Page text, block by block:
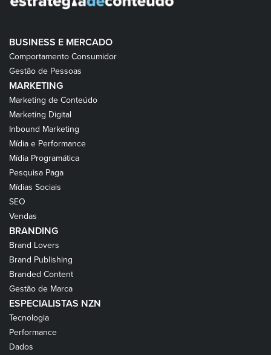
BUSINESS E MERCADO
Comportamento Consumidor
Gestão de Pessoas
MARKETING
Marketing de Conteúdo
Marketing Digital
Inbound Marketing
Mídia e Performance
Mídia Programática
Pesquisa Paga
Mídias Sociais
SEO
Vendas
BRANDING
Brand Lovers
Brand Publishing
Branded Content
Gestão de Marca
ESPECIALISTAS NZN
Tecnologia
Performance
Dados